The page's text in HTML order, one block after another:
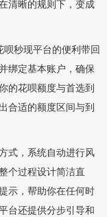
清晰的规则下，变成
秒现平台的便利带回
绑定基本账户，确保
的花呗额度与首选到
合适的额度区间与到
式，系统自动进行风
个过程设计简洁直
示，帮助你在任何时
台还提供分步引导和